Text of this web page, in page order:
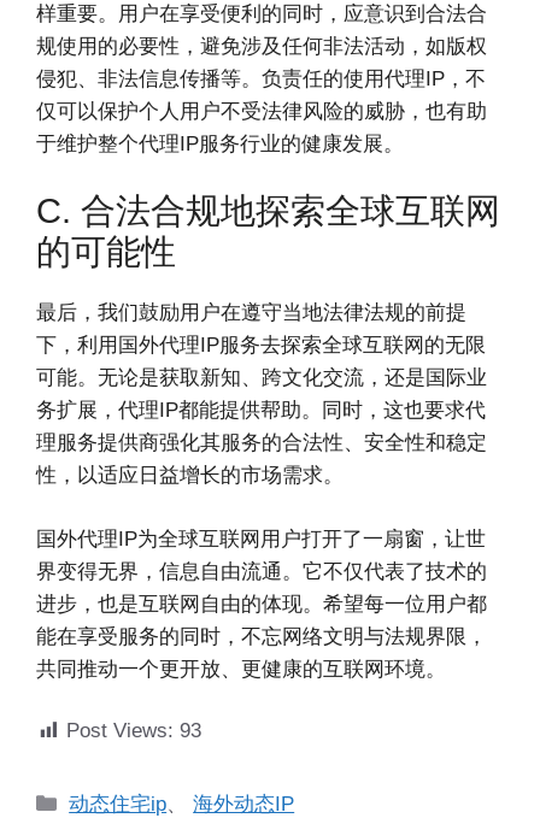
样重要。用户在享受便利的同时，应意识到合法合
规使用的必要性，避免涉及任何非法活动，如版权
侵犯、非法信息传播等。负责任的使用代理IP，不
仅可以保护个人用户不受法律风险的威胁，也有助
于维护整个代理IP服务行业的健康发展。
C. 合法合规地探索全球互联网
的可能性
最后，我们鼓励用户在遵守当地法律法规的前提
下，利用国外代理IP服务去探索全球互联网的无限
可能。无论是获取新知、跨文化交流，还是国际业
务扩展，代理IP都能提供帮助。同时，这也要求代
理服务提供商强化其服务的合法性、安全性和稳定
性，以适应日益增长的市场需求。
国外代理IP为全球互联网用户打开了一扇窗，让世
界变得无界，信息自由流通。它不仅代表了技术的
进步，也是互联网自由的体现。希望每一位用户都
能在享受服务的同时，不忘网络文明与法规界限，
共同推动一个更开放、更健康的互联网环境。
Post Views: 93
分
动态住宅ip、海外动态IP